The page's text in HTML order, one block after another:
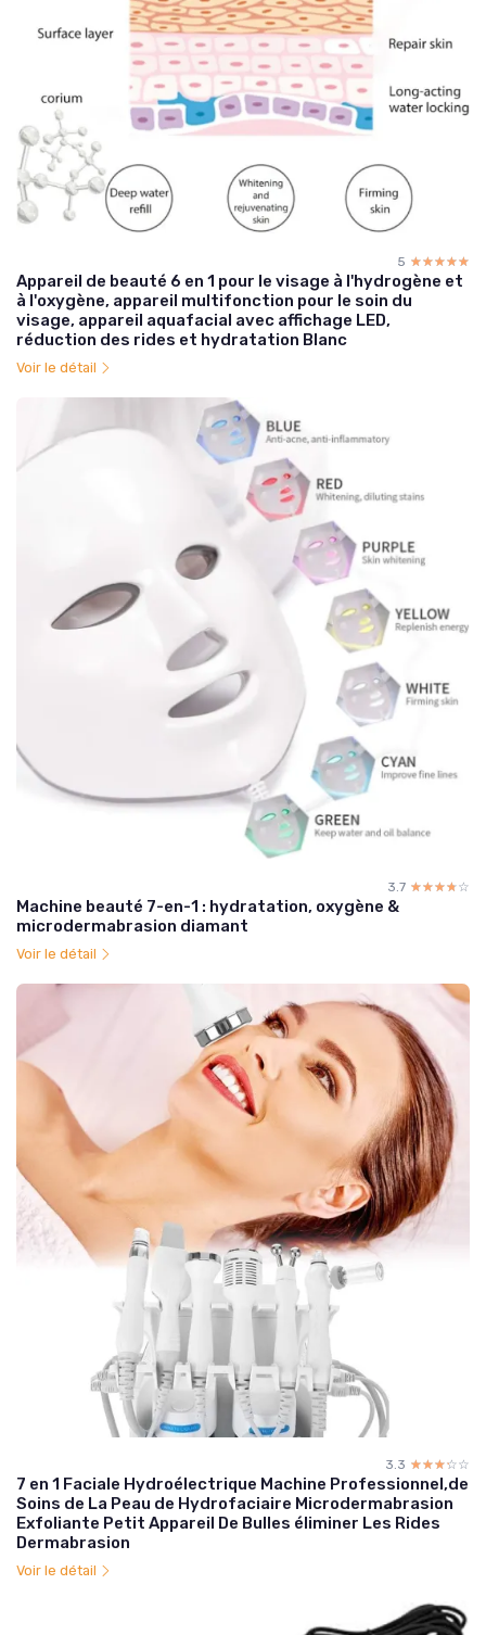
5 ☆☆☆☆☆
★★★★★
Appareil de beauté 6 en 1 pour le visage à l'hydrogène et
à l'oxygène, appareil multifonction pour le soin du
visage, appareil aquafacial avec affichage LED,
réduction des rides et hydratation Blanc
Voir le détail
3.7 ☆☆☆☆☆
★★★★★
Machine beauté 7-en-1 : hydratation, oxygène &
microdermabrasion diamant
Voir le détail
3.3 ☆☆☆☆☆
★★★★★
7 en 1 Faciale Hydroélectrique Machine Professionnel,de
Soins de La Peau de Hydrofaciaire Microdermabrasion
Exfoliante Petit Appareil De Bulles éliminer Les Rides
Dermabrasion
Voir le détail